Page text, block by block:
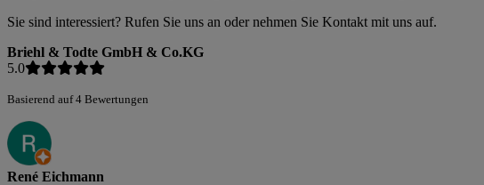
Sie sind interessiert? Rufen Sie uns an oder nehmen Sie Kontakt mit uns auf.
Briehl & Todte GmbH & Co.KG
5.0
Basierend auf 4 Bewertungen
René Eichmann